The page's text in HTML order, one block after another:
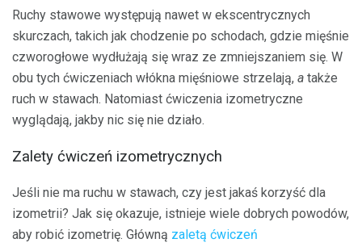
Ruchy stawowe występują nawet w ekscentrycznych
skurczach, takich jak chodzenie po schodach, gdzie mięśnie
czworogłowe wydłużają się wraz ze zmniejszaniem się. W
obu tych ćwiczeniach włókna mięśniowe strzelają, a także
ruch w stawach. Natomiast ćwiczenia izometryczne
wyglądają, jakby nic się nie działo.
Zalety ćwiczeń izometrycznych
Jeśli nie ma ruchu w stawach, czy jest jakaś korzyść dla
izometrii? Jak się okazuje, istnieje wiele dobrych powodów,
aby robić izometrię. Główną zaletą ćwiczeń